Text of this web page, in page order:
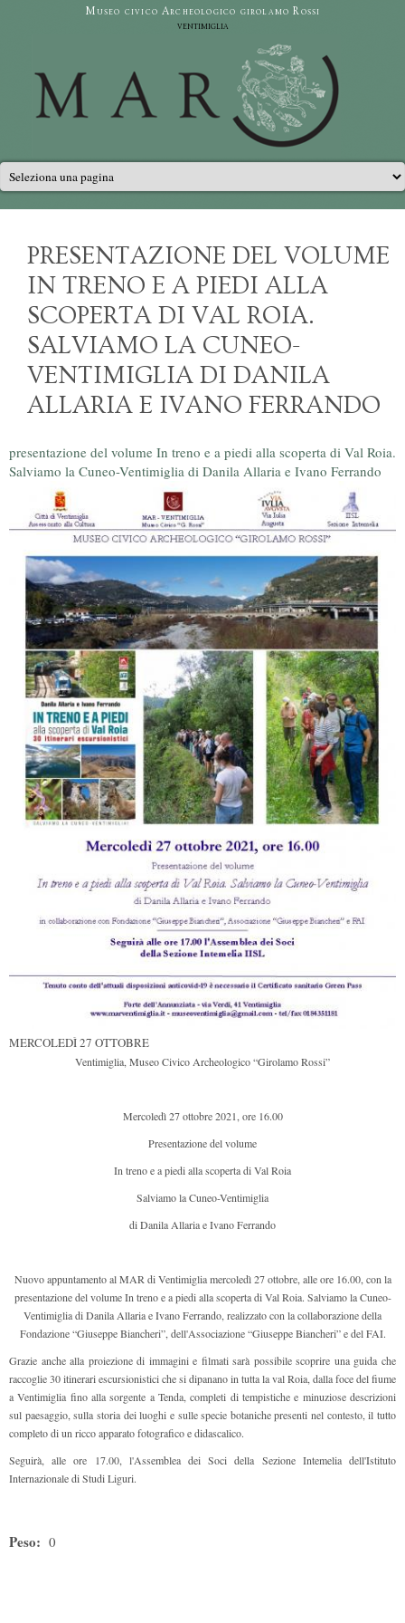
Salta al contenuto principaleMuseo civico Archeologico girolamo Rossi
ventimiglia
Menu principale
PRESENTAZIONE DEL VOLUME
IN TRENO E A PIEDI ALLA
SCOPERTA DI VAL ROIA.
SALVIAMO LA CUNEO-
VENTIMIGLIA DI DANILA
ALLARIA E IVANO FERRANDO
presentazione del volume In treno e a piedi alla scoperta di Val Roia.
Salviamo la Cuneo-Ventimiglia di Danila Allaria e Ivano Ferrando
MERCOLEDÌ 27 OTTOBRE
Ventimiglia, Museo Civico Archeologico “Girolamo Rossi”
Mercoledì 27 ottobre 2021, ore 16.00
Presentazione del volume
In treno e a piedi alla scoperta di Val Roia
Salviamo la Cuneo-Ventimiglia
di Danila Allaria e Ivano Ferrando
Nuovo appuntamento al MAR di Ventimiglia mercoledì 27 ottobre, alle ore 16.00, con la
presentazione del volume In treno e a piedi alla scoperta di Val Roia. Salviamo la Cuneo-
Ventimiglia di Danila Allaria e Ivano Ferrando, realizzato con la collaborazione della
Fondazione “Giuseppe Biancheri”, dell'Associazione “Giuseppe Biancheri” e del FAI.
Grazie anche alla proiezione di immagini e filmati sarà possibile scoprire una guida che
raccoglie 30 itinerari escursionistici che si dipanano in tutta la val Roia, dalla foce del fiume
a Ventimiglia fino alla sorgente a Tenda, completi di tempistiche e minuziose descrizioni
sul paesaggio, sulla storia dei luoghi e sulle specie botaniche presenti nel contesto, il tutto
completo di un ricco apparato fotografico e didascalico.
Seguirà, alle ore 17.00, l'Assemblea dei Soci della Sezione Intemelia dell'Istituto
Internazionale di Studi Liguri.
Peso: 0